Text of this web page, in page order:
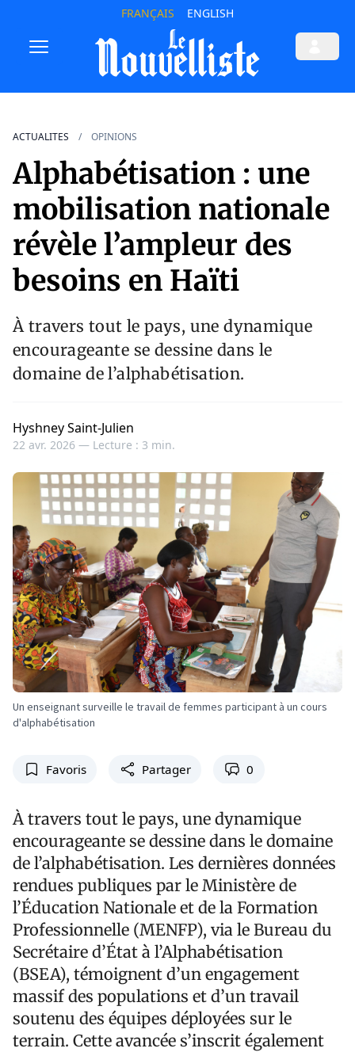
FRANÇAIS ENGLISH
ACTUALITES OPINIONS
Alphabétisation : une
mobilisation nationale
révèle l’ampleur des
besoins en Haïti
À travers tout le pays, une dynamique
encourageante se dessine dans le
domaine de l’alphabétisation.
Hyshney Saint-Julien
22 avr. 2026 — Lecture : 3 min.
Un enseignant surveille le travail de femmes participant à un cours
d'alphabétisation
Favoris Partager 0
À travers tout le pays, une dynamique
encourageante se dessine dans le domaine
de l’alphabétisation. Les dernières données
rendues publiques par le Ministère de
l’Éducation Nationale et de la Formation
Professionnelle (MENFP), via le Bureau du
Secrétaire d’État à l’Alphabétisation
(BSEA), témoignent d’un engagement
massif des populations et d’un travail
soutenu des équipes déployées sur le
terrain. Cette avancée s’inscrit également